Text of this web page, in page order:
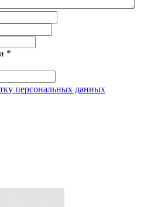
*
персональных данных